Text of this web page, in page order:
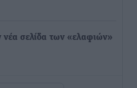
σελίδα των «ελαφιών»